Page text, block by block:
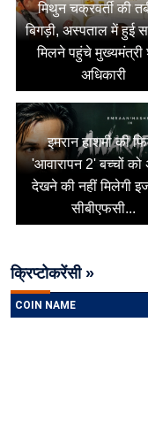
मिथुन चक्रवर्ती की
बिगड़ी, अस्पताल में हुई
मिलने पहुंचे
अधिकारी
इमरान हाशमी की
'आवारापन 2' बच्चों
देखने की नहीं मिलेगी
सीबीएफसी...
क्रिप्टोकरेंसी »